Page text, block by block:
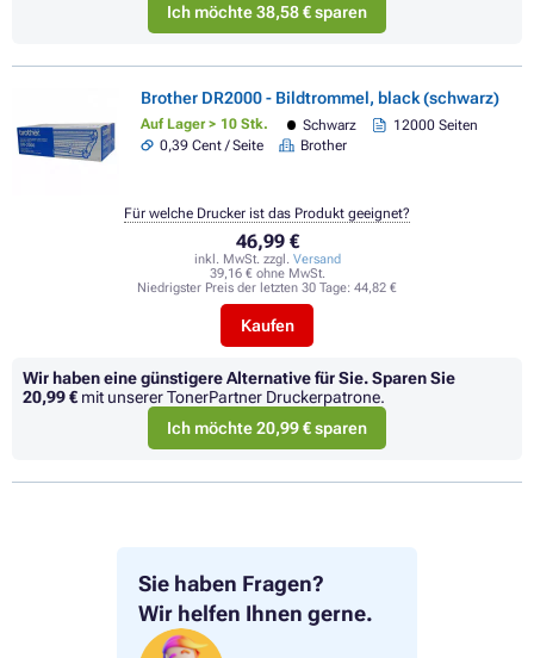
Sie haben Fragen?
Wir helfen Ihnen gerne.
Ich möchte 38,58 € sparen
Brother DR2000 - Bildtrommel, black (schwarz)
Auf Lager > 10 Stk. Schwarz
12000 Seiten
0,39 Cent / Seite
Brother
46,99 €
inkl. MwSt. zzgl. Versand
39,16 € ohne MwSt.
Niedrigster Preis der letzten 30 Tage: 44,82 €
Kaufen
Für welche Drucker ist das Produkt geeignet?
Wir haben eine günstigere Alternative für Sie.Sparen Sie
20,99 € mit unserer TonerPartner Druckerpatrone.
Ich möchte 20,99 € sparen